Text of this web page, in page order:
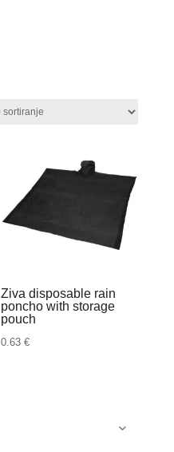
Ziva disposable rain
poncho with storage
pouch
0.63€